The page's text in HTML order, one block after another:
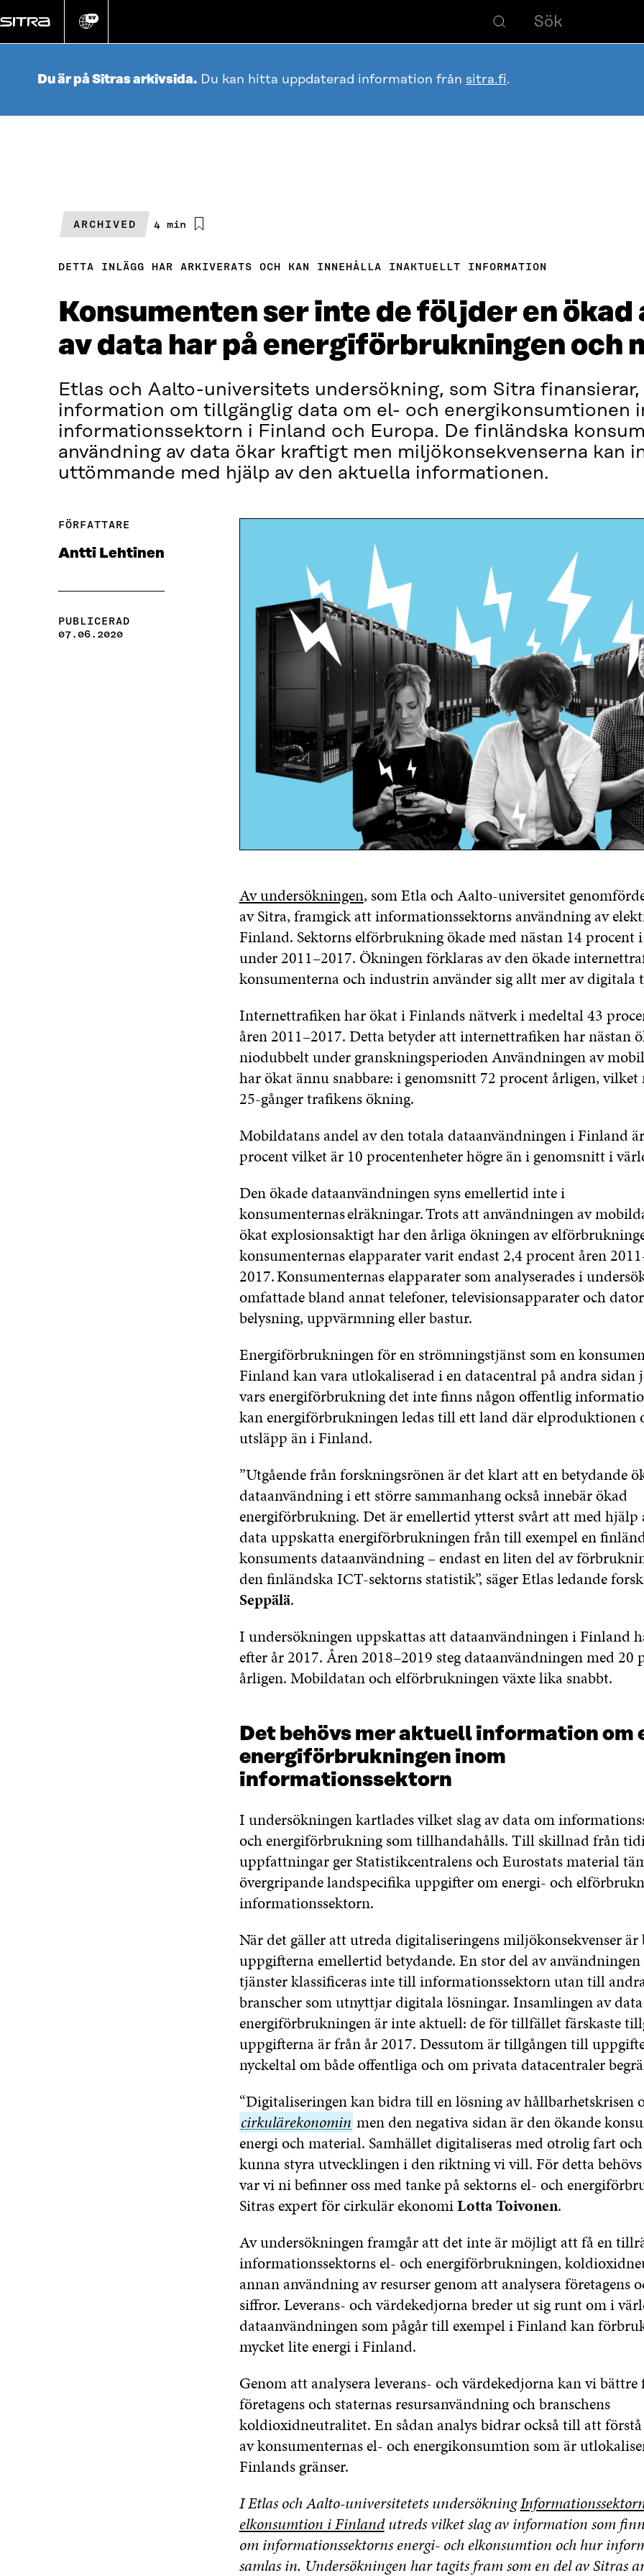
direkt
Ändra
språk
SV
Du är på Sitras arkivsida. Du kan hitta uppdaterad information från sitra.fi.
ARCHIVED
Beräknad
4 min
DETTA INLÄGG HAR ARKIVERATS OCH KAN INNEHÅLLA INAKTUELLT INFORMATION
Konsumenten ser inte de följder en ökad
av data har på energiförbrukningen och
Etlas och Aalto-universitets undersökning, som Sitra
information om tillgänglig data om el- och energikonsumtionen
informationssektorn i Finland och Europa. De finländska
användning av data ökar kraftigt men miljökonsekvenserna kan
uttömmande med hjälp av den aktuella informationen.
FÖRFATTARE
Antti Lehtinen
PUBLICERAD
07.06.2020
Av undersökningen, som Etla och Aalto-universitet
av Sitra, framgick att informationssektorns användning av
Finland. Sektorns elförbrukning ökade med nästan 14 procent
under 2011–2017. Ökningen förklaras av den ökade
konsumenterna och industrin använder sig allt mer av digitala
Internettrafiken har ökat i Finlands nätverk i medeltal 43
åren2011–2017. Detta betyder att internettrafiken har nästan
niodubbelt under granskningsperioden Användningen av
har ökat ännu snabbare: i genomsnitt 72 procent årligen, vilket
25-gånger trafikens ökning.
Mobildatans andel av den totala dataanvändningen i Finland
procent vilket är 10 procentenheter högre än i genomsnitt i
Den ökade dataanvändningen syns emellertid inte i
konsumenternas elräkningar. Trots att användningen av
ökat explosionsaktigt har den årliga ökningen av
konsumenternas elapparater varit endast 2,4 procent åren
2017. Konsumenternas elapparater som analyserades i
omfattade bland annat telefoner, televisionsapparater och
belysning, uppvärmning eller bastur.
Energiförbrukningen för en strömningstjänst som en
Finland kan vara utlokaliserad i en datacentral på andra
vars energiförbrukning det inte finns någon offentlig
kan energiförbrukningen ledas till ett land där elproduktionen
utsläpp än i Finland.
”Utgående från forskningsrönen är det klart att en betydande
dataanvändning i ett större sammanhang också innebär ökad
energiförbrukning. Det är emellertid ytterst svårt att med
data uppskatta energiförbrukningen från till exempel en
konsuments dataanvändning – endast en liten del av
den finländska ICT-sektorns statistik”, säger Etlas ledande
Seppälä.
I undersökningen uppskattas att dataanvändningen i Finland
efter år 2017. Åren2018–2019 steg dataanvändningen med 20
årligen. Mobildatan och elförbrukningen växte lika snabbt.
Det behövs mer aktuell information om
energiförbrukningen inom
informationssektorn
I undersökningen kartlades vilket slag av data om
och energiförbrukning som tillhandahålls. Till skillnad från
uppfattningar ger Statistikcentralens och Eurostats material
övergripande landspecifika uppgifter om energi- och
informationssektorn.
När det gäller att utreda digitaliseringens miljökonsekvenser
uppgifterna emellertid betydande. En stor del av
tjänster klassificeras inte till informationssektorn utan till
branschersom utnyttjar digitala lösningar. Insamlingen av
energiförbrukningen är inte aktuell: de för tillfället färskaste
uppgifterna är från år 2017. Dessutom är tillgången till
nyckeltal om både offentliga och om privata datacentraler
“Digitaliseringen kan bidra till en lösning av hållbarhetskrisen
cirkulärekonomin
cirkulärekonomin men den negativa sidan är den ökande
energi och material. Samhället digitaliseras med otrolig fart
kunna styra utvecklingen i den riktning vi vill. För detta
var vi ni befinner oss med tanke på sektorns el- och
Sitras expert för cirkulär ekonomiLotta Toivonen.
Av undersökningen framgår att det inte är möjligt att få en
informationssektorns el- och energiförbrukningen,
annan användning av resurser genom att analysera företagens
siffror. Leverans- och värdekedjorna breder ut sig runt om i
dataanvändningen som pågår till exempel i Finland kan
mycket lite energi i Finland.
Genom att analysera leverans- och värdekedjorna kan vi bättre
företagens och staternas resursanvändning och branschens
koldioxidneutralitet. En sådan analys bidrar också till att
av konsumenternas el- och energikonsumtion som är
Finlands gränser.
I Etlas och Aalto-universitetets undersökning
elkonsumtion i Finlandutreds vilket slag av information som
om informationssektorns energi- och elkonsumtion och hur
samlas in. Undersökningen har tagits fram som en del av Sitras